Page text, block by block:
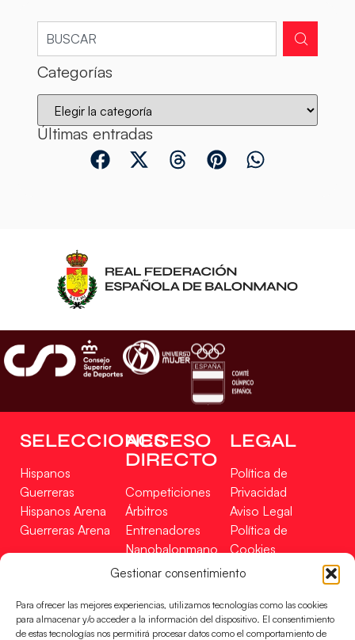
Gestionar consentimiento
Para ofrecer las mejores experiencias, utilizamos tecnologías como las cookies
para almacenar y/o acceder a la información del dispositivo. El consentimiento
de estas tecnologías nos permitirá procesar datos como el comportamiento de
Categorías
Últimas entradas
SELECCIONES
Hispanos
Guerreras
Hispanos Arena
Guerreras Arena
ACCESO
DIRECTO
Competiciones
Árbitros
Entrenadores
Nanobalonmano
Tienda
LEGAL
Política de
Privacidad
Aviso Legal
Política de
Cookies
Mapa Web
Incidencias
EN